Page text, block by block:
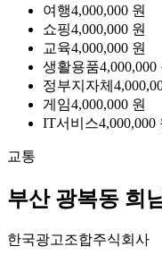
여행4,000,000 원
쇼핑4,000,000 원
교육4,000,000 원
생활용품4,000,000
정부지자체
게임4,000,000 원
IT서비스4,000,000
교통
부산 광복동 희
한국광고조합주식회사